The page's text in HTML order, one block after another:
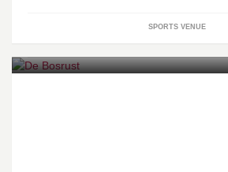
SPORTS VENUE